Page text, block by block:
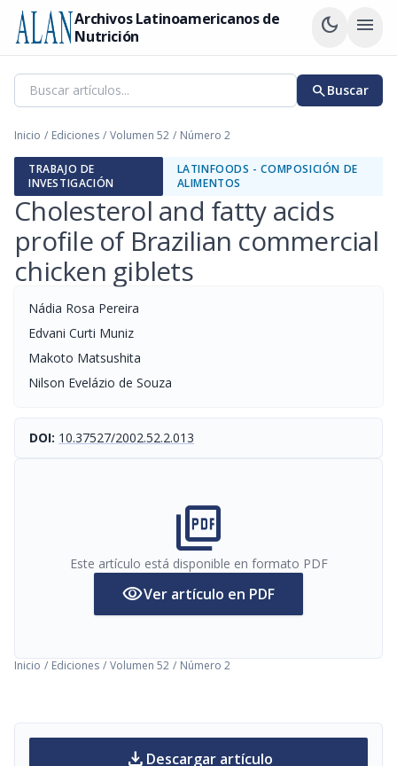
Archivos Latinoamericanos de
Nutrición
dark_mode menu
searchBuscar
Inicio / Ediciones / Volumen 52 / Número 2
TRABAJO DE
INVESTIGACIÓN
LATINFOODS - COMPOSICIÓN DE
ALIMENTOS
Cholesterol and fatty acids
profile of Brazilian commercial
chicken giblets
Nádia Rosa Pereira
Edvani Curti Muniz
Makoto Matsushita
Nilson Evelázio de Souza
DOI: 10.37527/2002.52.2.013
picture_as_pdf
Este artículo está disponible en formato PDF
visibilityVer artículo en PDF
Inicio / Ediciones / Volumen 52 / Número 2
download Descargar artículo